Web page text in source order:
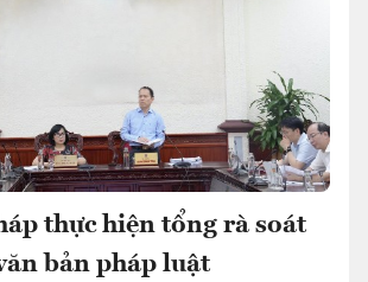
thực hiện tổng rà soát
bản pháp luật